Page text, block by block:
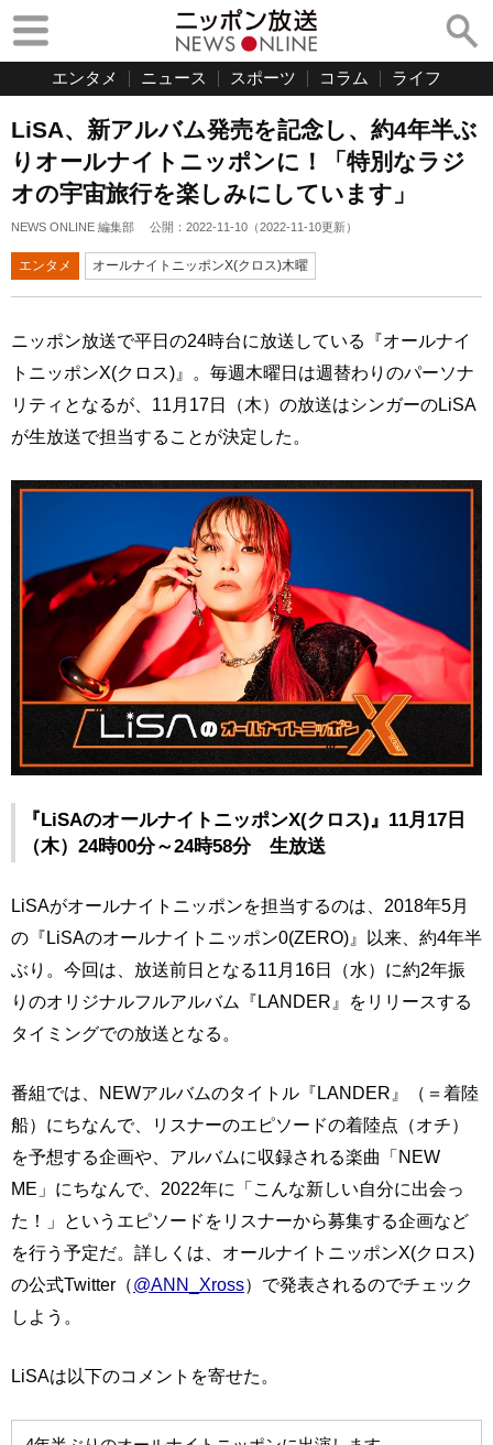
エンタメ ニュース スポーツ コラム ライフ
LiSA、新アルバム発売を記念し、約4年半ぶ
りオールナイトニッポンに！「特別なラジ
オの宇宙旅行を楽しみにしています」
NEWS ONLINE 編集部 公開： 2022-11-10 （2022-11-10更新）
エンタメ オールナイトニッポンX(クロス)木曜
ニッポン放送で平日の24時台に放送している『オールナイ
トニッポンX(クロス)』。毎週木曜日は週替わりのパーソナ
リティとなるが、11月17日（木）の放送はシンガーのLiSA
が生放送で担当することが決定した。
『LiSAのオールナイトニッポンX(クロス)』11月17日
（木）24時00分～24時58分 生放送
LiSAがオールナイトニッポンを担当するのは、2018年5月
の『LiSAのオールナイトニッポン0(ZERO)』以来、約4年半
ぶり。今回は、放送前日となる11月16日（水）に約2年振
りのオリジナルフルアルバム『LANDER』をリリースする
タイミングでの放送となる。
番組では、NEWアルバムのタイトル『LANDER』（＝着陸
船）にちなんで、リスナーのエピソードの着陸点（オチ）
を予想する企画や、アルバムに収録される楽曲「NEW
ME」にちなんで、2022年に「こんな新しい自分に出会っ
た！」というエピソードをリスナーから募集する企画など
を行う予定だ。詳しくは、オールナイトニッポンX(クロス)
の公式Twitter（@ANN_Xross）で発表されるのでチェック
しよう。
LiSAは以下のコメントを寄せた。